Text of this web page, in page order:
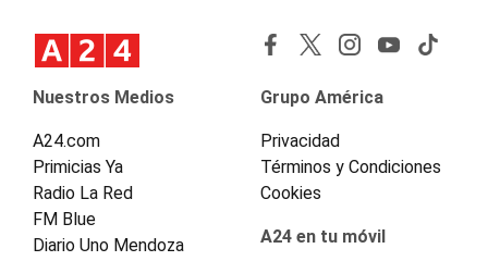
Nuestros Medios
A24.com
Primicias Ya
Radio La Red
FM Blue
Diario Uno Mendoza
Grupo América
Privacidad
Términos y Condiciones
Cookies
A24 en tu móvil